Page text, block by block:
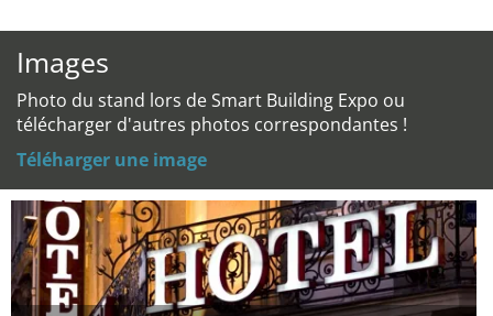
Images
Photo du stand lors de Smart Building Expo ou
télécharger d'autres photos correspondantes !
Téléharger une image